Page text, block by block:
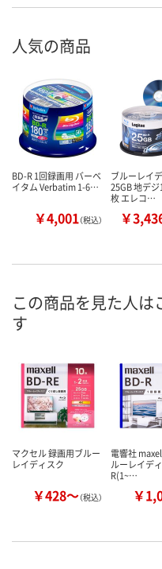
人気の商品
BD-R 1回録画用 バーベ
イタム Verbatim 1-6…
￥4,001（税込）
ブルーレイ
25GB 地デ
枚 エレコ…
￥
この商品を見た人は
す
マクセル 録画用ブルー
レイディスク
￥428～（税込）
電響社
ルーレイデ
R(1~…
￥